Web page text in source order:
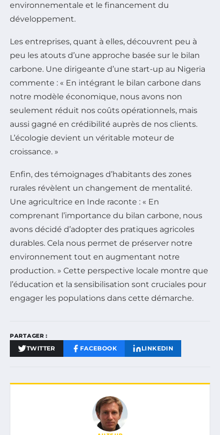
environnementale et le financement du
développement.
Les entreprises, quant à elles, découvrent peu à
peu les atouts d’une approche basée sur le bilan
carbone. Une dirigeante d’une start-up au Nigeria
commente : « En intégrant le bilan carbone dans
notre modèle économique, nous avons non
seulement réduit nos coûts opérationnels, mais
aussi gagné en crédibilité auprès de nos clients.
L’écologie devient un véritable moteur de
croissance. »
Enfin, des témoignages d’habitants des zones
rurales révèlent un changement de mentalité.
Une agricultrice en Inde raconte : « En
comprenant l’importance du bilan carbone, nous
avons décidé d’adopter des pratiques agricoles
durables. Cela nous permet de préserver notre
environnement tout en augmentant notre
production. » Cette perspective locale montre que
l’éducation et la sensibilisation sont cruciales pour
engager les populations dans cette démarche.
PARTAGER :
TWITTER FACEBOOK LINKEDIN